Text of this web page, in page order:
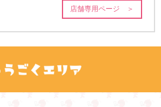
店舗専用ページ ＞